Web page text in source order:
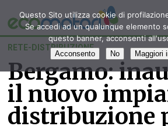
RETE-DISTRIBUZIONE
Bergamo:
il nuovo
distribuzione
Questo Sito utilizza cookie di
Se accedi ad un qualunque elemento
questo banner, acconsenti
Acconsento No Maggiori